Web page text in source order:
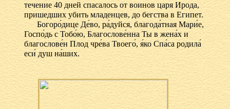
течение 40 дней спасалось от воинов царя Ирода,
пришедших убить младенцев, до бегства в Египет.
Богоро́дице Де́во, ра́дуйся, благода́тная Мари́е,
Госпо́дь с Тобо́ю, Благослове́нна Ты в жена́х и
благослове́н Плод чре́ва Твоего́, я́ко Спа́са родила́
еси́ душ на́ших.